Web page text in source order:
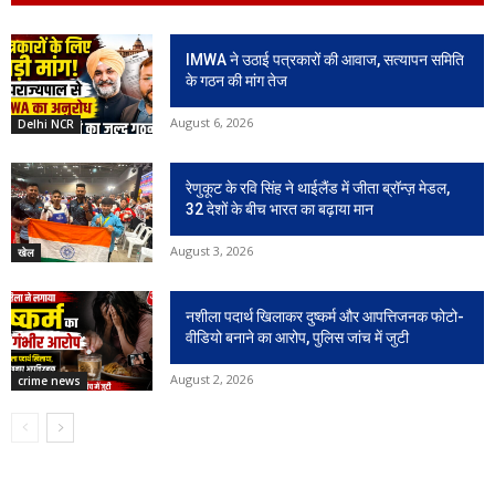
Delhi NCR
IMWA ने उठाई पत्रकारों की आवाज, सत्यापन समिति
के गठन की मांग तेज
August 6, 2026
खेल
रेणुकूट के रवि सिंह ने थाईलैंड में जीता ब्रॉन्ज़ मेडल,
32 देशों के बीच भारत का बढ़ाया मान
August 3, 2026
crime news
नशीला पदार्थ खिलाकर दुष्कर्म और आपत्तिजनक फोटो-
वीडियो बनाने का आरोप, पुलिस जांच में जुटी
August 2, 2026